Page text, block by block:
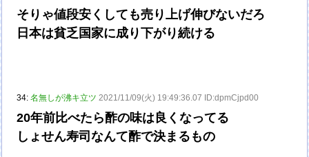
そりゃ値段安くしても売り上げ伸びないだろ
日本は貧乏国家に成り下がり続ける
34:名無しが沸キ立ツ 2021/11/09(火) 19:49:36.07 ID:dpmCjpd00
20年前比べたら酢の味は良くなってる
しょせん寿司なんて酢で決まるもの